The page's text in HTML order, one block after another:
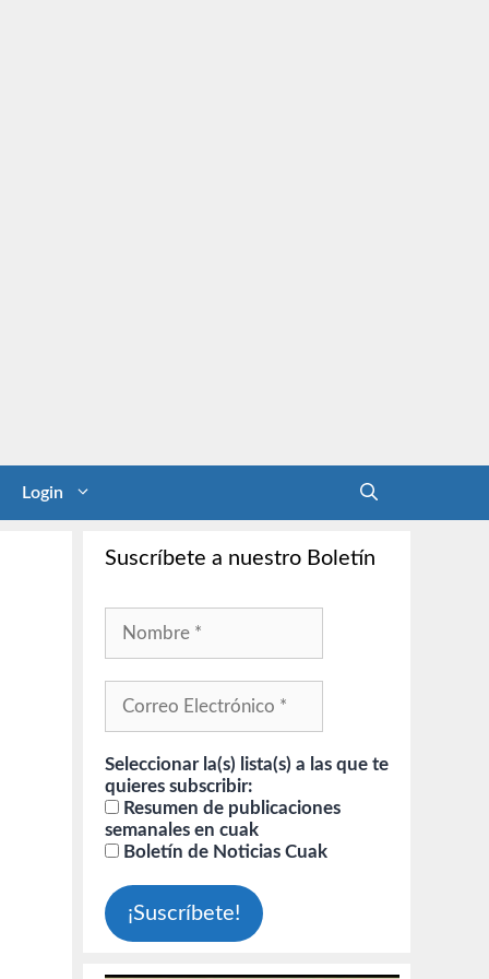
Login
Suscríbete a nuestro Boletín
Seleccionar la(s) lista(s) a las que te
quieres subscribir:
Resumen de publicaciones
semanales en cuak
Boletín de Noticias Cuak